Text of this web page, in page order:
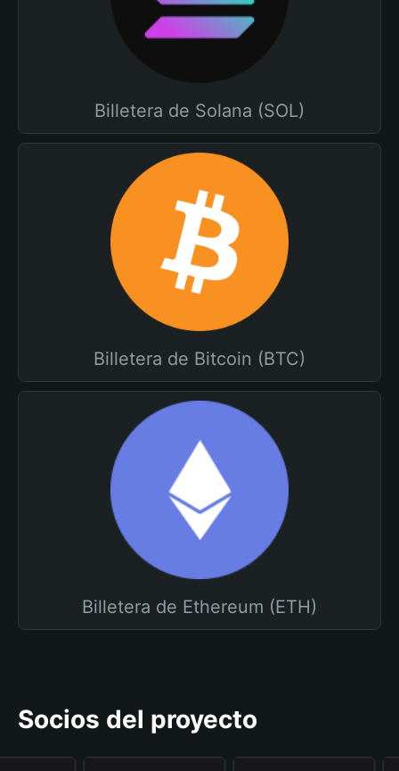
Billetera de Solana (SOL)
Billetera de Bitcoin (BTC)
Billetera de Ethereum (ETH)
Socios del proyecto